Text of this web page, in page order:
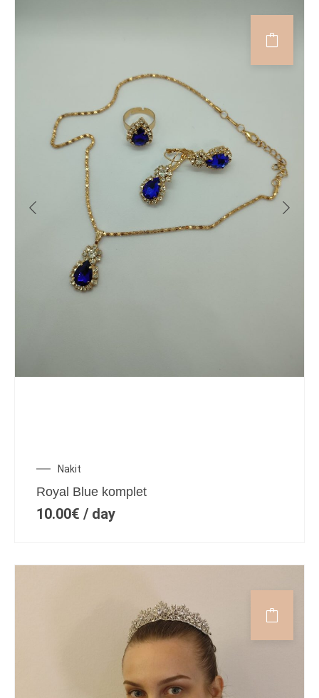
Nakit
Royal Blue komplet
10.00€ / day